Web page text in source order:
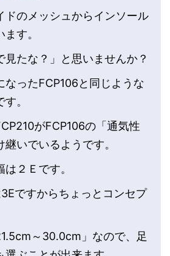
ドのメッシュからインソール
す。
見たな？」と思いませんか？
なったFCP106と同じような
。
がFCP106の「通気性
いでいるようです。
２Ｅです。
ですからちょっとコンセプ
～30.0cm」なので、足